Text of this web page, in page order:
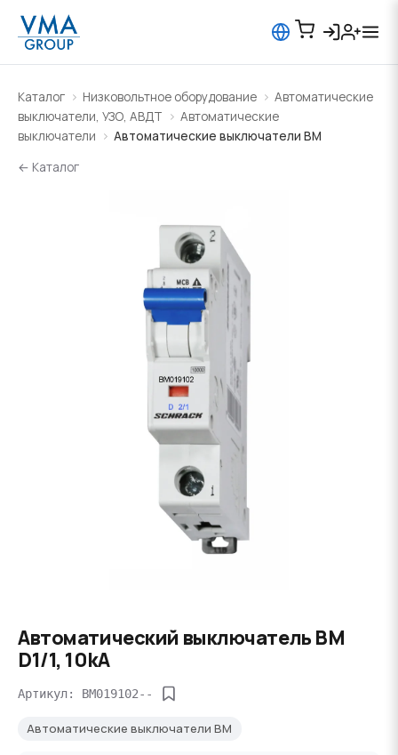
Каталог Низковольтное оборудование
Автоматические
выключатели, УЗО, АВДТ
Автоматические
выключатели
Автоматические выключатели BM
← Каталог
Автоматический выключатель BM
D1/1, 10kA
Артикул: BM019102--
Автоматические выключатели BM